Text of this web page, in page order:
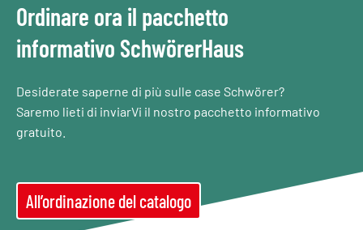
Ordinare ora il pacchetto
informativo SchwörerHaus
Desiderate saperne di più sulle case Schwörer?
Saremo lieti di inviarVi il nostro pacchetto informativo
gratuito.
All’ordinazione del catalogo